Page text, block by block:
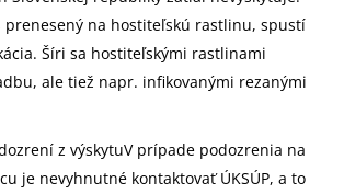
prenesený na hostiteľskú rastlinu, spustí
Šíri sa hostiteľskými rastlinami
ale tiež napr. infikovanými rezanými
z výskytuV prípade podozrenia na
je nevyhnutné kontaktovať ÚKSÚP, a to